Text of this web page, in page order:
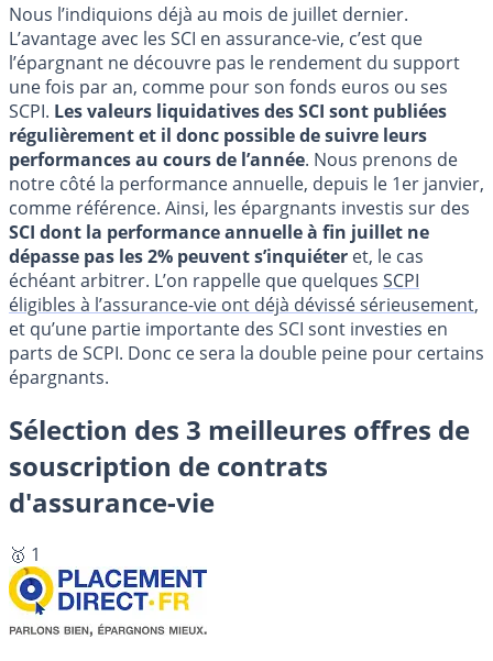
Nous l’indiquions déjà au mois de juillet dernier.
L’avantage avec les SCI en assurance-vie, c’est que
l’épargnant ne découvre pas le rendement du support
une fois par an, comme pour son fonds euros ou ses
SCPI. Les valeurs liquidatives des SCI sont publiées
régulièrement et il donc possible de suivre leurs
performances au cours de l’année. Nous prenons de
notre côté la performance annuelle, depuis le 1er janvier,
comme référence. Ainsi, les épargnants investis sur des
SCI dont la performance annuelle à fin juillet ne
dépasse pas les 2% peuvent s’inquiéter et, le cas
échéant arbitrer. L’on rappelle que quelques SCPI
éligibles à l’assurance-vie ont déjà dévissé sérieusement,
et qu’une partie importante des SCI sont investies en
parts de SCPI. Donc ce sera la double peine pour certains
épargnants.
Sélection des 3 meilleures offres de
souscription de contrats
d'assurance-vie
🥇 1